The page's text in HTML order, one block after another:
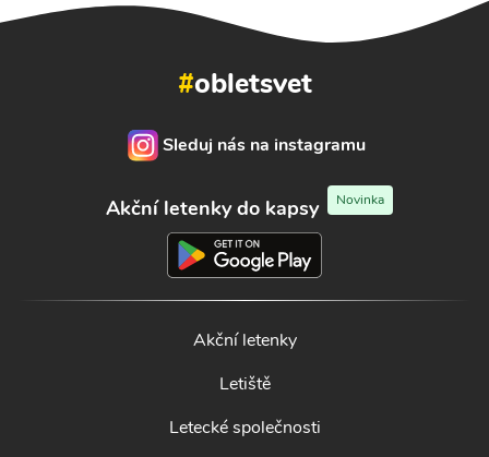
#obletsvet
Sleduj nás na instagramu
Akční letenky do kapsy Novinka
Akční letenky
Letiště
Letecké společnosti